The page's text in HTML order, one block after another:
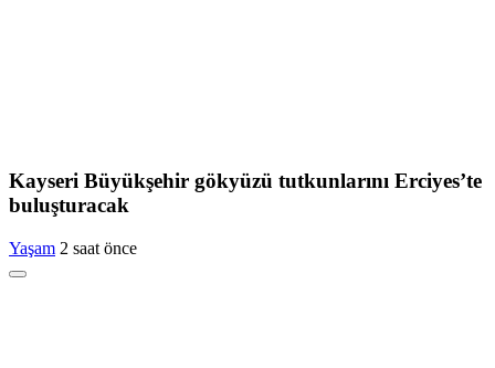
Kayseri Büyükşehir gökyüzü tutkunlarını Erciyes’te
buluşturacak
Yaşam 2 saat önce